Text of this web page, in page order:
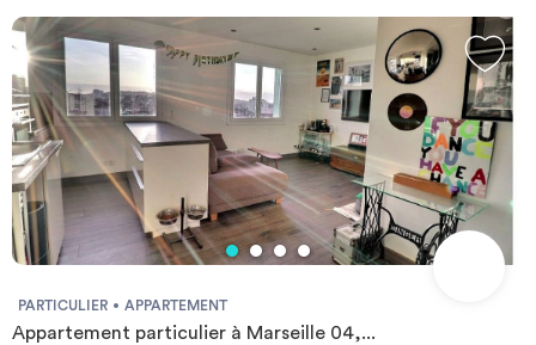
PARTICULIER APPARTEMENT
Appartement particulier à Marseille 04,...